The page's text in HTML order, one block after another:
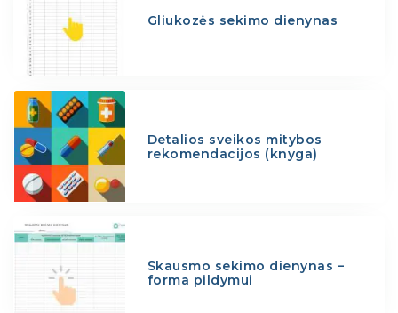
Gliukozės sekimo dienynas
Detalios sveikos mitybos
rekomendacijos (knyga)
Skausmo sekimo dienynas –
forma pildymui